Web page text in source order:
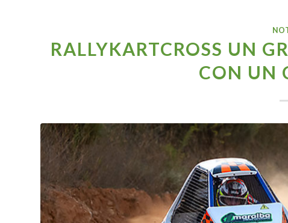
RALLYKARTCROSS UN
CON UN